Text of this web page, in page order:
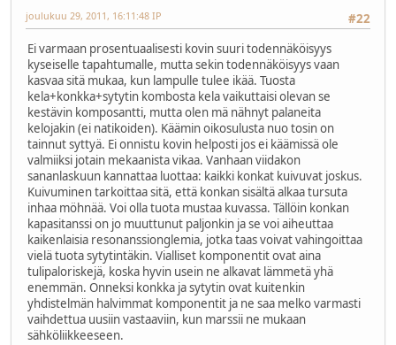
#22
joulukuu 29, 2011, 16:11:48 IP
Ei varmaan prosentuaalisesti kovin suuri todennäköisyys
kyseiselle tapahtumalle, mutta sekin todennäköisyys vaan
kasvaa sitä mukaa, kun lampulle tulee ikää. Tuosta
kela+konkka+sytytin kombosta kela vaikuttaisi olevan se
kestävin komposantti, mutta olen mä nähnyt palaneita
kelojakin (ei natikoiden). Käämin oikosulusta nuo tosin on
tainnut syttyä. Ei onnistu kovin helposti jos ei käämissä ole
valmiiksi jotain mekaanista vikaa. Vanhaan viidakon
sananlaskuun kannattaa luottaa: kaikki konkat kuivuvat joskus.
Kuivuminen tarkoittaa sitä, että konkan sisältä alkaa tursuta
inhaa möhnää. Voi olla tuota mustaa kuvassa. Tällöin konkan
kapasitanssi on jo muuttunut paljonkin ja se voi aiheuttaa
kaikenlaisia resonanssionglemia, jotka taas voivat vahingoittaa
vielä tuota sytytintäkin. Vialliset komponentit ovat aina
tulipaloriskejä, koska hyvin usein ne alkavat lämmetä yhä
enemmän. Onneksi konkka ja sytytin ovat kuitenkin
yhdistelmän halvimmat komponentit ja ne saa melko varmasti
vaihdettua uusiin vastaaviin, kun marssii ne mukaan
sähköliikkeeseen.